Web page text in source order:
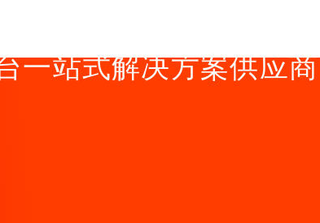
一站式解决方案供应商